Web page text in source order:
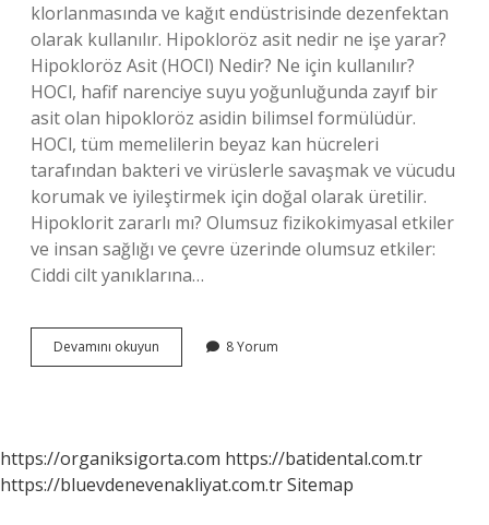
klorlanmasında ve kağıt endüstrisinde dezenfektan
olarak kullanılır. Hipokloröz asit nedir ne işe yarar?
Hipokloröz Asit (HOCl) Nedir? Ne için kullanılır?
HOCl, hafif narenciye suyu yoğunluğunda zayıf bir
asit olan hipokloröz asidin bilimsel formülüdür.
HOCl, tüm memelilerin beyaz kan hücreleri
tarafından bakteri ve virüslerle savaşmak ve vücudu
korumak ve iyileştirmek için doğal olarak üretilir.
Hipoklorit zararlı mı? Olumsuz fizikokimyasal etkiler
ve insan sağlığı ve çevre üzerinde olumsuz etkiler:
Ciddi cilt yanıklarına…
Devamını okuyun Hipoklorit
Asit
8 Yorum
https://organiksigorta.com https://batidental.com.tr
https://bluevdenevenakliyat.com.trSitemap